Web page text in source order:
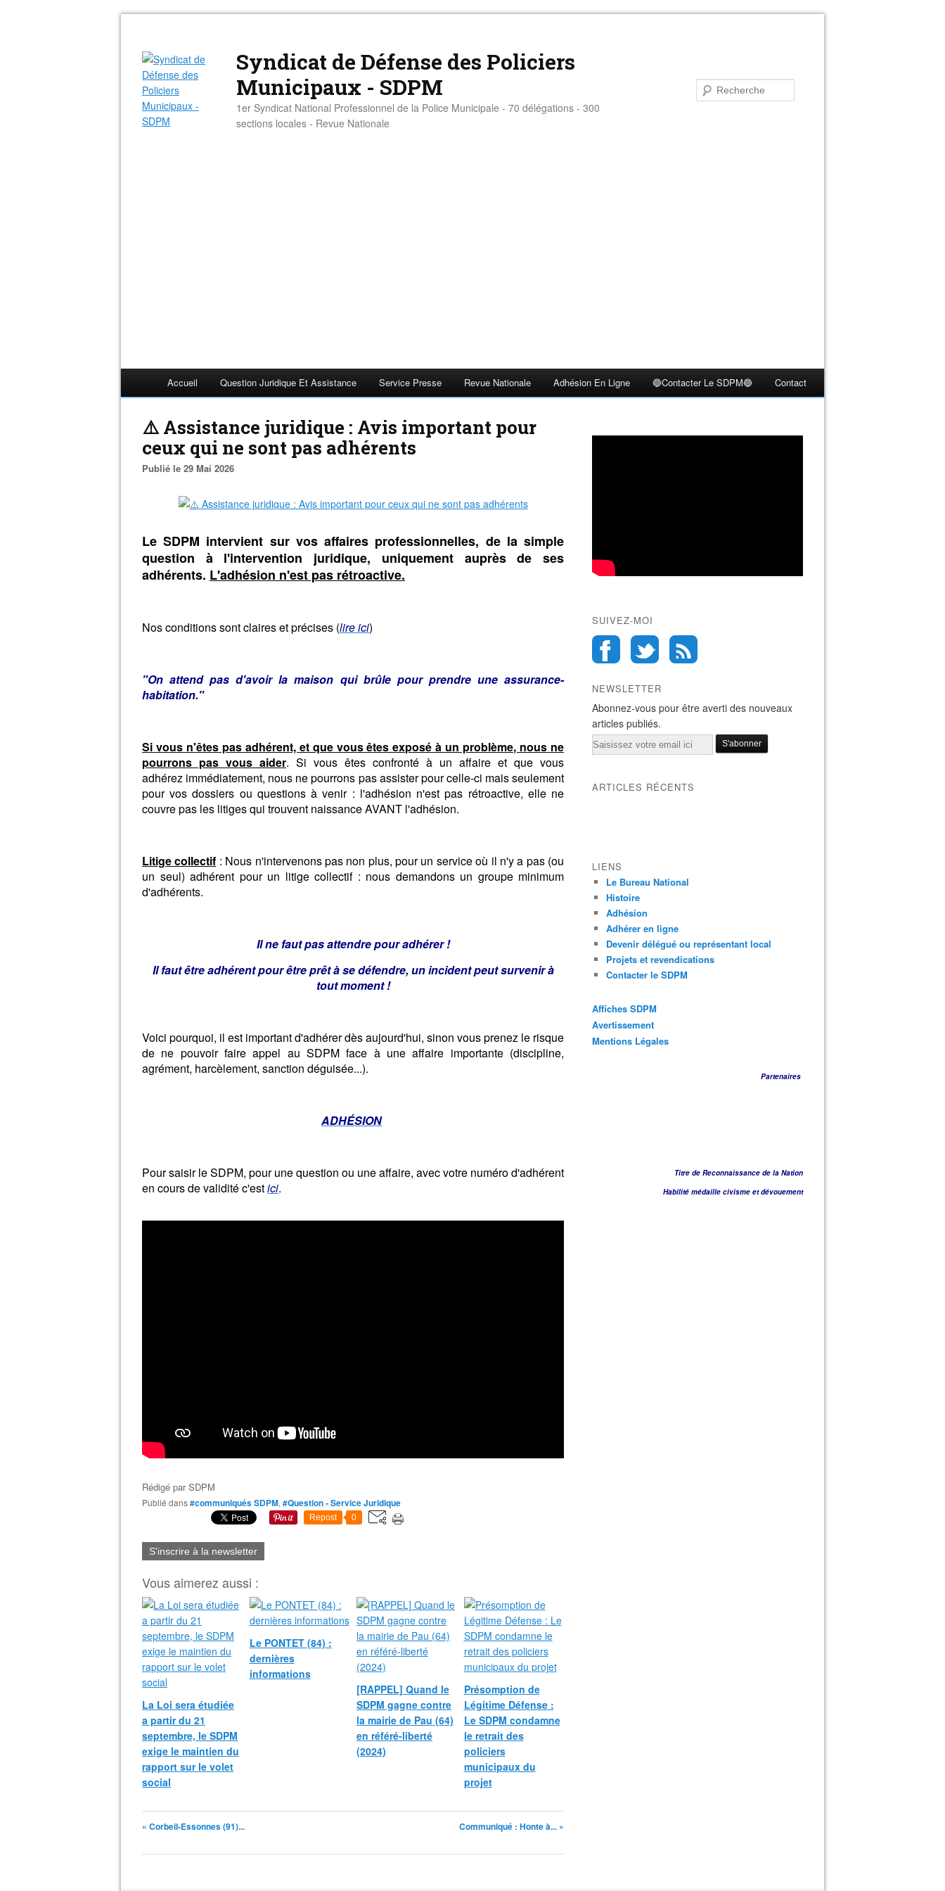
Syndicat de Défense des Policiers
Municipaux - SDPM
1er Syndicat National Professionnel de la Police Municipale - 70 délégations - 300
sections locales - Revue Nationale
Accueil Question Juridique Et Assistance Service Presse Revue Nationale Adhésion En Ligne 🔵Contacter Le SDPM🔵 Contact
⚠️ Assistance juridique : Avis important pour
ceux qui ne sont pas adhérents
Publié le 29 Mai 2026
Le SDPM intervient sur vos affaires professionnelles, de la simple
question à l'intervention juridique, uniquement auprès de ses
adhérents. L'adhésion n'est pas rétroactive.
Nos conditions sont claires et précises (lire ici)
"On attend pas d'avoir la maison qui brûle pour prendre une assurance-
habitation."
Si vous n'êtes pas adhérent, et que vous êtes exposé à un problème, nous ne
pourrons pas vous aider. Si vous êtes confronté à un affaire et que vous
adhérez immédiatement, nous ne pourrons pas assister pour celle-ci mais seulement
pour vos dossiers ou questions à venir : l'adhésion n'est pas rétroactive, elle ne
couvre pas les litiges qui trouvent naissance AVANT l'adhésion.
Litige collectif : Nous n'intervenons pas non plus, pour un service où il n'y a pas (ou
un seul) adhérent pour un litige collectif : nous demandons un groupe minimum
d'adhérents.
Il ne faut pas attendre pour adhérer !
Il faut être adhérent pour être prêt à se défendre, un incident peut survenir à
tout moment !
Voici pourquoi, il est important d'adhérer dès aujourd'hui, sinon vous prenez le risque
de ne pouvoir faire appel au SDPM face à une affaire importante (discipline,
agrément, harcèlement, sanction déguisée...).
ADHÉSION
Pour saisir le SDPM, pour une question ou une affaire, avec votre numéro d'adhérent
en cours de validité c'estici.
Rédigé parSDPM
Publié dans#communiqués SDPM, #Question - Service Juridique
Repost 0
S'inscrire à la newsletter
Vous aimerez aussi :
La Loi sera étudiée
a partir du 21
septembre, le SDPM
exige le maintien du
rapport sur le volet
social
Le PONTET (84) :
dernières
informations
[RAPPEL] Quand le
SDPM gagne contre
la mairie de Pau (64)
en référé-liberté
(2024)
Présomption de
Légitime Défense :
Le SDPM condamne
le retrait des
policiers
municipaux du
projet
« Corbeil-Essonnes (91)... Communiqué : Honte à... »
SUIVEZ-MOI
NEWSLETTER
Abonnez-vous pour être averti des nouveaux
articles publiés.
Email
ARTICLES RÉCENTS
LIENS
Le Bureau National
Histoire
Adhésion
Adhérer en ligne
Devenir délégué ou représentant local
Projets et revendications
Contacter le SDPM
Affiches SDPM
Avertissement
Mentions Légales
Partenaires
Titre de Reconnaissance de la Nation
Habilité médaille civisme et dévouement